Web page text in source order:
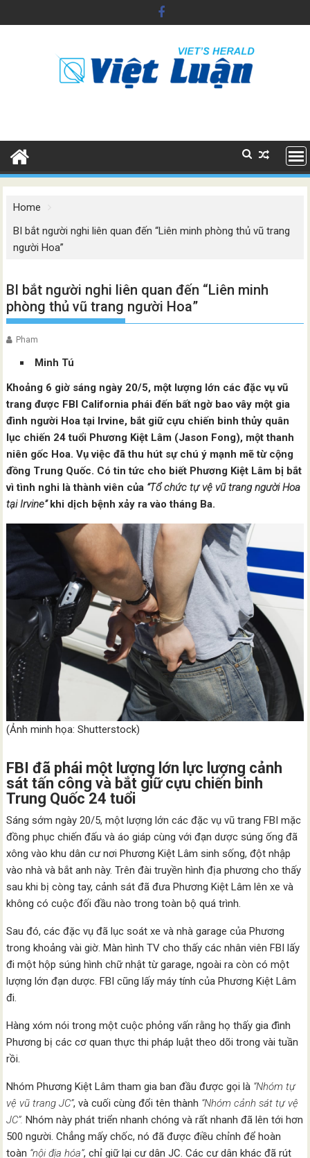
to
Home
BI bắt người nghi liên quan đến “Liên minh phòng thủ vũ trang
người Hoa”
BI bắt người nghi liên quan đến “Liên minh
phòng thủ vũ trang người Hoa”
Pham
Minh Tú
Khoảng 6 giờ sáng ngày 20/5, một lượng lớn các đặc vụ vũ
trang được FBI California phái đến bất ngờ bao vây một gia
đình người Hoa tại Irvine, bắt giữ cựu chiến binh thủy quân
lục chiến 24 tuổi Phương Kiệt Lâm (Jason Fong), một thanh
niên gốc Hoa. Vụ việc đã thu hút sự chú ý mạnh mẽ từ cộng
đồng Trung Quốc. Có tin tức cho biết Phương Kiệt Lâm bị bắt
vì tình nghi là thành viên của “Tổ chức tự vệ vũ trang người Hoa
tại Irvine”khi dịch bệnh xảy ra vào tháng Ba.
(Ảnh minh họa: Shutterstock)
FBI đã phái một lượng lớn lực lượng cảnh
sát tấn công và bắt giữ cựu chiến binh
Trung Quốc 24 tuổi
Sáng sớm ngày 20/5, một lượng lớn các đặc vụ vũ trang FBI mặc
đồng phục chiến đấu và áo giáp cùng với đạn dược súng ống đã
xông vào khu dân cư nơi Phương Kiệt Lâm sinh sống, đột nhập
vào nhà và bắt anh này. Trên đài truyền hình địa phương cho thấy
sau khi bị còng tay, cảnh sát đã đưa Phương Kiệt Lâm lên xe và
không có cuộc đối đầu nào trong toàn bộ quá trình.
Sau đó, các đặc vụ đã lục soát xe và nhà garage của Phương
trong khoảng vài giờ. Màn hình TV cho thấy các nhân viên FBI lấy
đi một hộp súng hình chữ nhật từ garage, ngoài ra còn có một
lượng lớn đạn dược. FBI cũng lấy máy tính của Phương Kiệt Lâm
đi.
Hàng xóm nói trong một cuộc phỏng vấn rằng họ thấy gia đình
Phương bị các cơ quan thực thi pháp luật theo dõi trong vài tuần
rồi.
Nhóm Phương Kiệt Lâm tham gia ban đầu được gọi là “Nhóm tự
vệ vũ trang JC”, và cuối cùng đổi tên thành “Nhóm cảnh sát tự vệ
JC”. Nhóm này phát triển nhanh chóng và rất nhanh đã lên tới hơn
500 người. Chẳng mấy chốc, nó đã được điều chỉnh để hoàn
toàn “nội địa hóa”, chỉ giữ lại cư dân JC. Các cư dân khác đã rút